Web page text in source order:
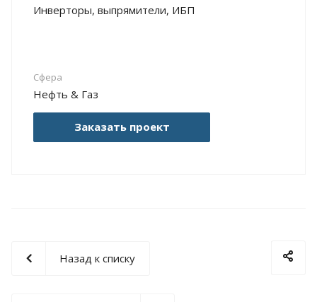
Инверторы, выпрямители, ИБП
Сфера
Нефть & Газ
Заказать проект
Назад к списку